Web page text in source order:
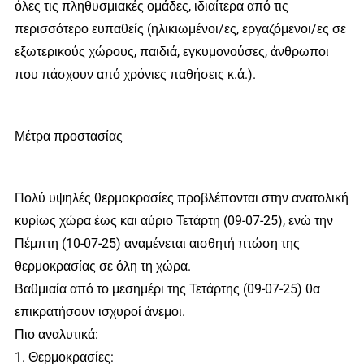
όλες τις πληθυσμιακές ομάδες, ιδιαίτερα από τις
περισσότερο ευπαθείς (ηλικιωμένοι/ες, εργαζόμενοι/ες σε
εξωτερικούς χώρους, παιδιά, εγκυμονούσες, άνθρωποι
που πάσχουν από χρόνιες παθήσεις κ.ά.).
Μέτρα προστασίας
Πολύ υψηλές θερμοκρασίες προβλέπονται στην ανατολική
κυρίως χώρα έως και αύριο Τετάρτη (09-07-25), ενώ την
Πέμπτη (10-07-25) αναμένεται αισθητή πτώση της
θερμοκρασίας σε όλη τη χώρα.
Βαθμιαία από το μεσημέρι της Τετάρτης (09-07-25) θα
επικρατήσουν ισχυροί άνεμοι.
Πιο αναλυτικά:
1. Θερμοκρασίες: